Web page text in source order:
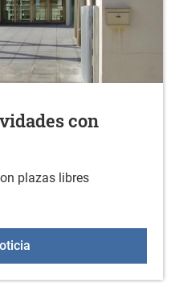
con
plazas libres
Inscripción en